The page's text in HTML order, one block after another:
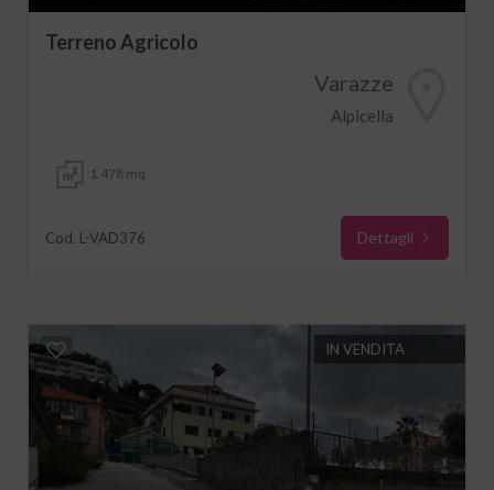
Terreno Agricolo
Varazze
Alpicella
1.478 mq
Cod. L-VAD376 Dettagli
IN VENDITA